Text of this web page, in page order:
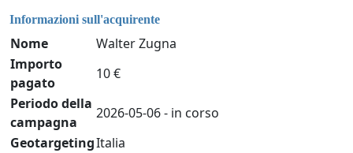
Informazioni sull'acquirente
Nome
Walter Zugna
Importo
pagato
10 €
Periodo della
campagna
2026-05-06 - in corso
GeotargetingItalia